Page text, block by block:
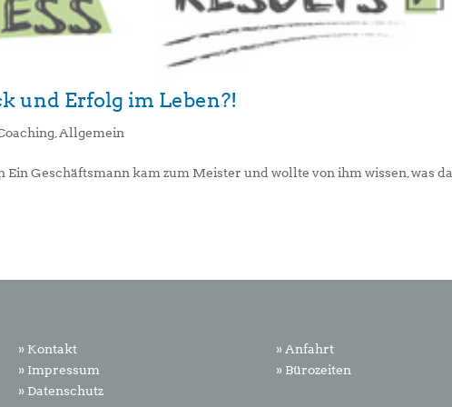
und Erfolg im Leben?!
,Allgemein
Geschäftsmann kam zum Meister und wollte von ihm wissen, was
» Kontakt
» Impressum
» Datenschutz
» Anfahrt
» Bürozeiten